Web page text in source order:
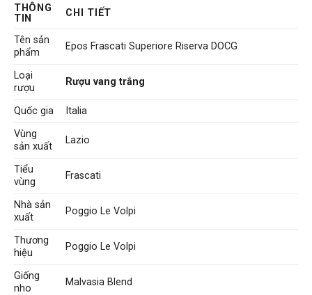
là:
963.000 VNĐ.
THÔNG
TIN
CHI TIẾT
Tên sản
phẩm
Epos Frascati Superiore Riserva DOCG
Loại
rượu
Rượu vang trắng
Quốc gia
Italia
Vùng
sản xuất
Lazio
Tiểu
vùng
Frascati
Nhà sản
xuất
Poggio Le Volpi
Thương
hiệu
Poggio Le Volpi
Giống
nho
Malvasia Blend